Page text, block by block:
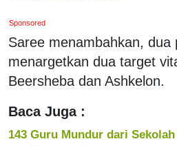
Sponsored
Saree menambahkan, dua
menargetkan dua target
Beersheba dan Ashkelon.
Baca Juga :
143 Guru Mundur dari